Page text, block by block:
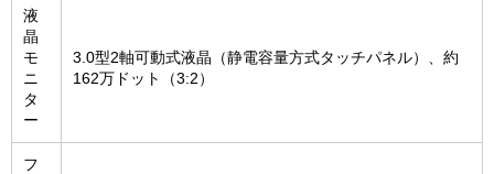
液
晶
モ
ニ
タ
ー
3.0型2軸可動式液晶（静電容量方式タッチパネル）、約
162万ドット（3:2）
フ